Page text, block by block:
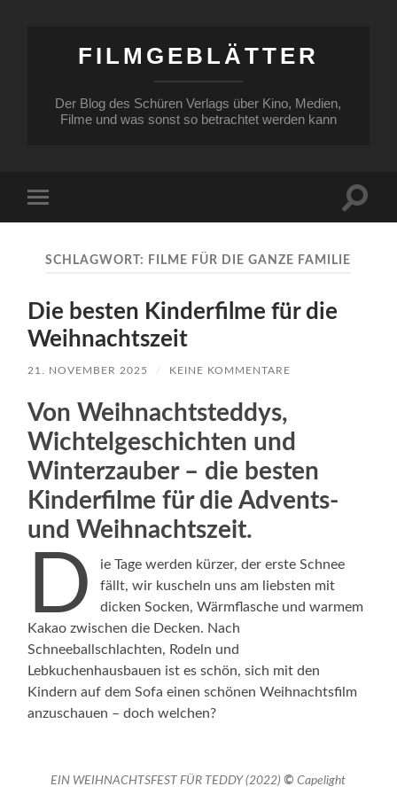
FILMGEBLÄTTER
Der Blog des Schüren Verlags über Kino, Medien,
Filme und was sonst so betrachtet werden kann
Menü
SCHLAGWORT: FILME FÜR DIE GANZE FAMILIE
Die besten Kinderfilme für die
Weihnachtszeit
21. NOVEMBER 2025 / KEINE KOMMENTARE
Von Weihnachtsteddys,
Wichtelgeschichten und
Winterzauber – die besten
Kinderfilme für die Advents-
und Weihnachtszeit.
D
ie Tage werden kürzer, der erste Schnee
fällt, wir kuscheln uns am liebsten mit
dicken Socken, Wärmflasche und warmem
Kakao zwischen die Decken. Nach
Schneeballschlachten, Rodeln und
Lebkuchenhausbauen ist es schön, sich mit den
Kindern auf dem Sofa einen schönen Weihnachtsfilm
anzuschauen – doch welchen?
EIN WEIHNACHTSFEST FÜR TEDDY (2022)© Capelight